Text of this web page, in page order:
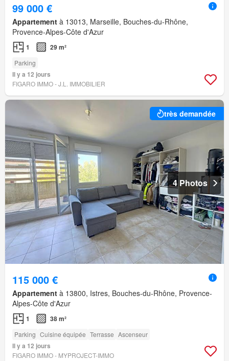
99 000 €
Appartement à 13013, Marseille, Bouches-du-Rhône,
Provence-Alpes-Côte d'Azur
1 29 m²
Parking
Il y a 12 jours
FIGARO IMMO - J.L. IMMOBILIER
très demandée
4 Photos
115 000 €
Appartement à 13800, Istres, Bouches-du-Rhône, Provence-
Alpes-Côte d'Azur
1 38 m²
Parking Cuisine équipée Terrasse Ascenseur
Il y a 12 jours
FIGARO IMMO - MYPROJECT-IMMO